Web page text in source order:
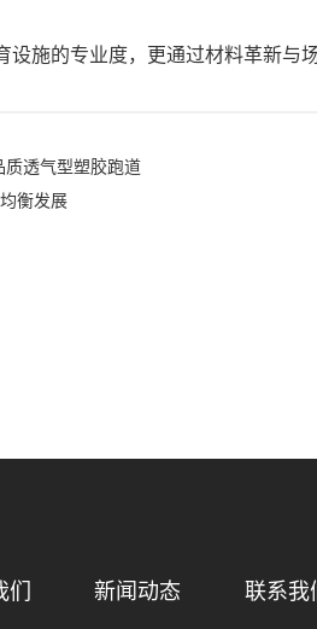
施的专业度，更通过材料革新与
透气型塑胶跑道
衡发展
新闻动态 联系我